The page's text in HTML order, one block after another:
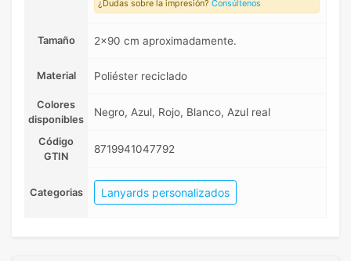
¿Dudas sobre la impresión? Consúltenos
Tamaño 2x90 cm aproximadamente.
Material Poliéster reciclado
Colores
disponibles
Negro, Azul, Rojo, Blanco, Azul real
Código
GTIN
8719941047792
Categorias Lanyards personalizados